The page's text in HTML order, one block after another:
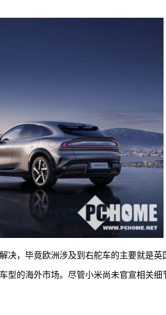
决，毕竟欧洲涉及到右舵车的主要就是英
型的海外市场。尽管小米尚未官宣相关细